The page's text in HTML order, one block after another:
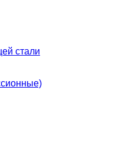
стали